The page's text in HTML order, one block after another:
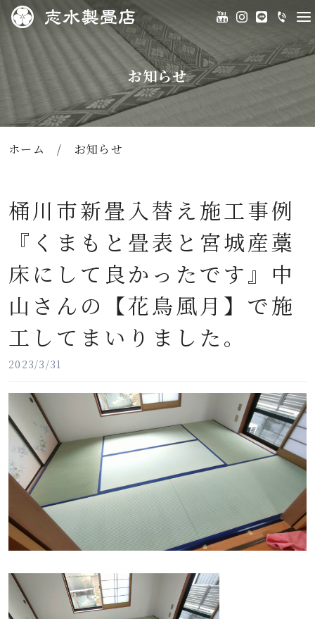
お知らせ
ホーム / お知らせ
桶川市新畳入替え施工事例
『くまもと畳表と宮城産藁
床にして良かったです』中
山さんの【花鳥風月】で施
工してまいりました。
2023/3/31